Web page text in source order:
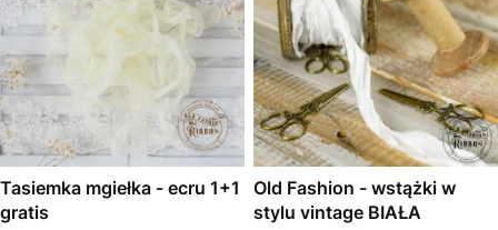
Tasiemka mgiełka - ecru 1+1
gratis
Old Fashion - wstążki w
stylu vintage BIAŁA